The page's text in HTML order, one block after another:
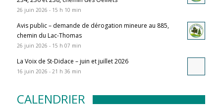
26 juin 2026 - 15 h 10 min
Avis public – demande de dérogation mineure au 885,
chemin du Lac-Thomas
26 juin 2026 - 15 h 07 min
La Voix de St-Didace – juin et juillet 2026
16 juin 2026 - 21 h 36 min
CALENDRIER